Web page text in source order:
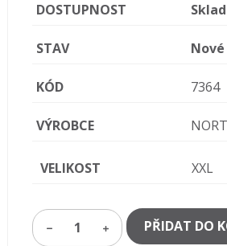
DOSTUPNOST
STAV Nové
KÓD 7364
VÝROBCE
VELIKOST XXL
1 PŘIDAT DO